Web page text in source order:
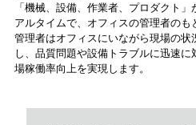
「機械、設備、作業者、プロダクト
アルタイムで、オフィスの管理者のも
管理者はオフィスにいながら現場の状
し、品質問題や設備トラブルに迅速
場稼働率向上を実現します。